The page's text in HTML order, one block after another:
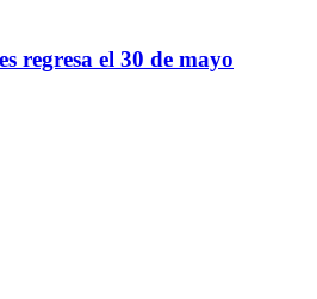
regresa el 30 de mayo